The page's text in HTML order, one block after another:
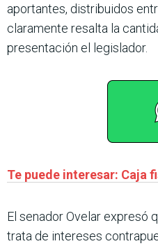
aportantes, distribuidos
claramente resalta la
presentación el legislador.
Te puede interesar: Caja
El senador Ovelar expresó
trata de intereses